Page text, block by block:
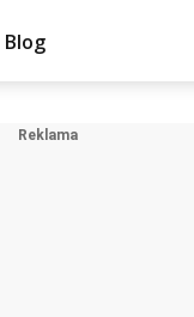
Blog